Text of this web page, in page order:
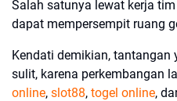
Salah satunya lewat kerja
dapat mempersempit ruang
Kendati demikian,
sulit, karena perkembangan
online, slot88, togel online,